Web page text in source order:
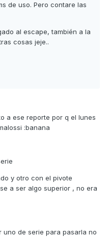
de uso. Pero contare las
al escape, también a la
cosas jeje..
a ese reporte por q el lunes
:banana
y otro con el pivote
a ser algo superior , no era
uno de serie para pasarla no